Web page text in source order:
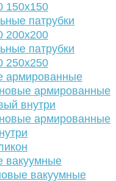
150х150
патрубки
200х200
патрубки
250х250
армированные
армированные
внутри
армированные
вакуумные
вакуумные